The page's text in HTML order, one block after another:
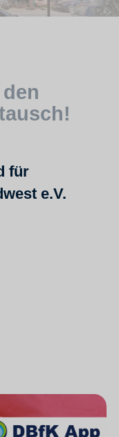
für
e.V.